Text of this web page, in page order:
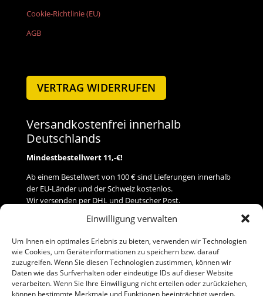
Einwilligung verwalten
Um Ihnen ein optimales Erlebnis zu bieten, verwenden wir Technologien
wie Cookies, um Geräteinformationen zu speichern bzw. darauf
zuzugreifen. Wenn Sie diesen Technologien zustimmen, können wir
Daten wie das Surfverhalten oder eindeutige IDs auf dieser Website
verarbeiten. Wenn Sie Ihre Einwilligung nicht erteilen oder zurückziehen,
können bestimmte Merkmale und Funktionen beeinträchtigt werden.
Cookie-Richtlinie (EU)
AGB
VERTRAG WIDERRUFEN
Versandkostenfrei innerhalb
Deutschlands
Mindestbestellwert 11,-€!
Ab einem Bestellwert von 100 € sind Lieferungen innerhalb
der EU-Länder und der Schweiz kostenlos.
Wir versenden per DHL und Deutscher Post.
Versand
Zahlung
Baumann Modellspielwaren